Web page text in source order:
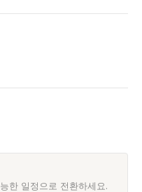
한 일정으로 전환하세요.